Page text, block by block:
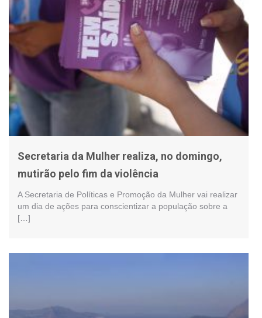
Secretaria da Mulher realiza, no domingo,
mutirão pelo fim da violência
A Secretaria de Políticas e Promoção da Mulher vai realizar
um dia de ações para conscientizar a população sobre a
[…]